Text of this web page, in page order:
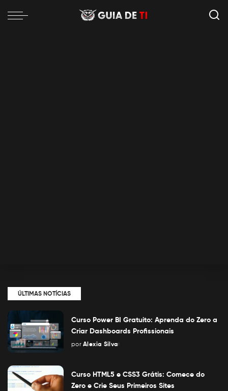
ÚLTIMAS NOTÍCIAS
Curso Power BI Gratuito: Aprenda do Zero a
Criar Dashboards Profissionais
Posted
por Alexia Silva
Curso HTML5 e CSS3 Grátis: Comece do
Zero e Crie Seus Primeiros Sites